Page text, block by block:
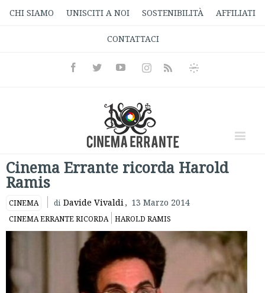
CHI SIAMO UNISCITI A NOI SOSTENIBILITÀ AFFILIATI
CONTATTACI
FacebookTwitterYoutubeInstagramRss
Informativa
Cinema Errante ricorda Harold
Ramis
CINEMA di Davide Vivaldi, 13 Marzo 2014
CINEMA ERRANTE RICORDA HAROLD RAMIS